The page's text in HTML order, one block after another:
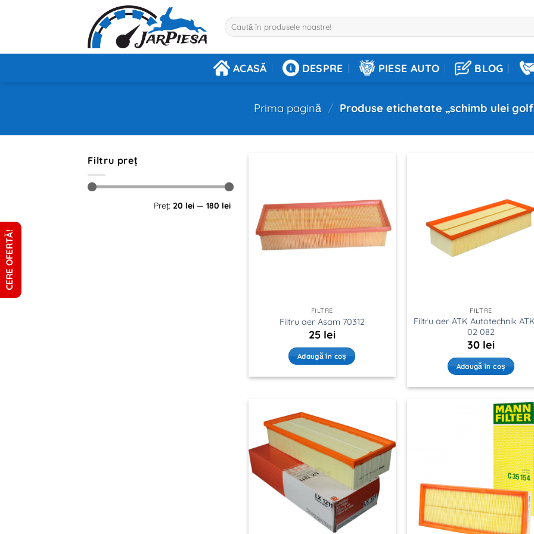
Caută
după:
ACASĂ DESPRE PIESE AUTO BLOG
Prima pagină / Produse etichetate „schimb ulei golf
Filtru preț
Preț: 20 lei — 180 lei
FILTRE
Filtru aer Asam 70312
25 lei
Adaugă în coș
FILTRE
Filtru aer ATK Autotechnik
02 082
30 lei
Adaugă în coș
CERE OFERTĂ!